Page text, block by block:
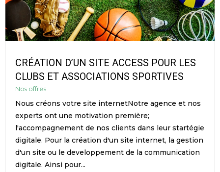
CRÉATION D’UN SITE ACCESS POUR LES
CLUBS ET ASSOCIATIONS SPORTIVES
Nos offres
Nous créons votre site internetNotre agence et nos
experts ont une motivation première;
l'accompagnement de nos clients dans leur startégie
digitale. Pour la création d'un site internet, la gestion
d'un site ou le developpement de la communication
digitale. Ainsi pour...